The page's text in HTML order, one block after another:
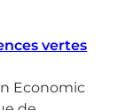
vertes
Economic